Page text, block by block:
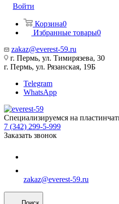
Войти
Корзина0
Избранные товары0
zakaz@everest-59.ru
г. Пермь, ул. Тимирязева, 30
г. Пермь, ул. Рязанская, 19Б
Telegram
WhatsApp
Специализируемся на
7 (342) 299-5-999
Заказать звонок
zakaz@everest-59.ru